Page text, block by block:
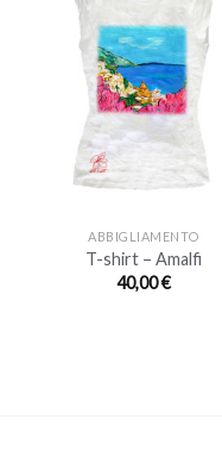
ABBIGLIAMENTO
T-shirt – Amalfi
40,00€